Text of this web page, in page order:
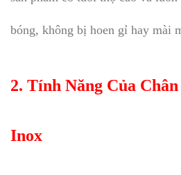
bóng, không bị hoen gỉ hay mài
2. Tính Năng Của
Inox